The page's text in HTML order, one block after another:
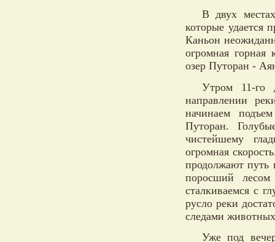
В двух
которые удается
Каньон
огромная горная
озер Путоран -
Утром 11-го
направлении
начинаем
Путоран.
чистейшему
огромная
продолжают путь
поросший
сталкиваемся с
русло реки
следами
Уже под